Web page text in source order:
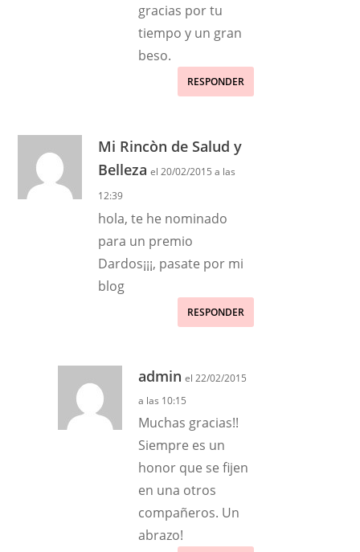
gracias por tu
tiempo y un gran
beso.
RESPONDER
Mi Rincòn de Salud y
Belleza el 20/02/2015 a las
12:39
hola, te he nominado
para un premio
Dardos¡¡¡, pasate por mi
blog
RESPONDER
admin el 22/02/2015
a las 10:15
Muchas gracias!!
Siempre es un
honor que se fijen
en una otros
compañeros. Un
abrazo!